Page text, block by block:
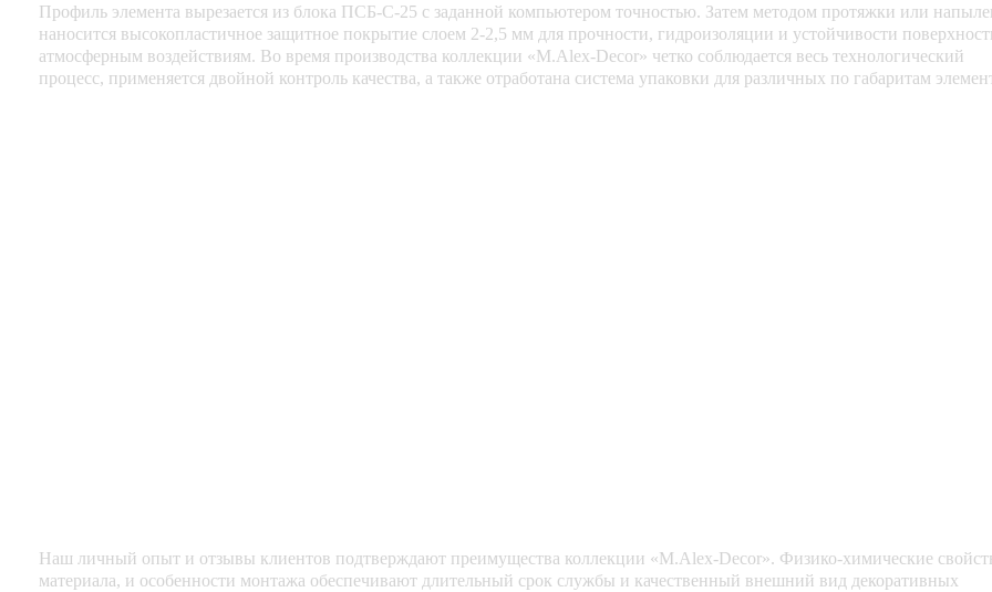
Профиль элемента вырезается из блока ПСБ-С-25 с заданной компьютером точностью. Затем методом протяжки или
наносится высокопластичное защитное покрытие слоем 2-2,5 мм для прочности, гидроизоляции и устойчивости
атмосферным воздействиям. Во время производства коллекции «M.Alex-Decor» четко соблюдается весь технологический
процесс, применяется двойной контроль качества, а также отработана система упаковки для различных по габаритам
Наш личный опыт и отзывы клиентов подтверждают преимущества коллекции «M.Alex-Decor». Физико-химические
материала, и особенности монтажа обеспечивают длительный срок службы и качественный внешний вид декоративных